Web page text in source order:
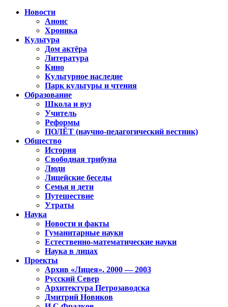
Новости
Анонс
Хроника
Культура
Дом актёра
Литература
Кино
Культурное наследие
Парк культуры и чтения
Образование
Школа и вуз
Учитель
Реформы
ПОЛЁТ (научно-педагогический вестник)
Общество
История
Свободная трибуна
Люди
Лицейские беседы
Семья и дети
Путешествие
Утраты
Наука
Новости и факты
Гуманитарные науки
Естественно-математические науки
Наука в лицах
Проекты
Архив «Лицея». 2000 — 2003
Русский Север
Архитектура Петрозаводска
Дмитрий Новиков